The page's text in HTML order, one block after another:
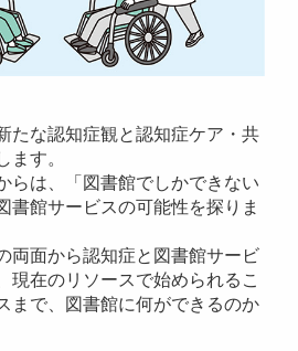
たな認知症観と認知症ケア・共
す。
らは、「図書館でしかできない
書館サービスの可能性を探りま
両面から認知症と図書館サービ
現在のリソースで始められるこ
まで、図書館に何ができるのか